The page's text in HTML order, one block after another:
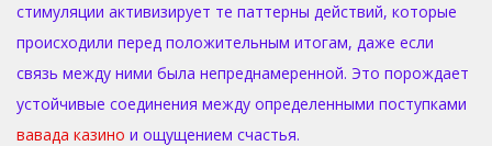
стимуляции активизирует те паттерны действий, которые
происходили перед положительным итогам, даже если
связь между ними была непреднамеренной. Это порождает
устойчивые соединения между определенными поступками
вавада казино и ощущением счастья.